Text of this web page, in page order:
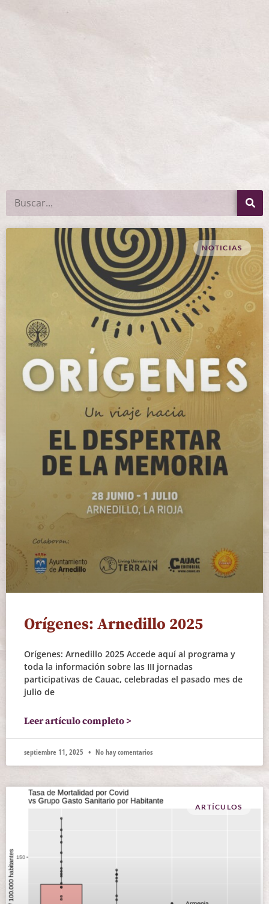
NOTICIAS
Orígenes: Arnedillo 2025
Orígenes: Arnedillo 2025 Accede aquí al programa y
toda la información sobre las III jornadas
participativas de Cauac, celebradas el pasado mes de
julio de
Leer artículo completo >
septiembre 11, 2025 No hay comentarios
ARTÍCULOS